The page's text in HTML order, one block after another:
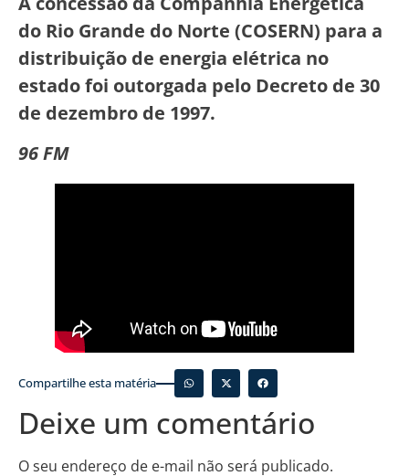
do Rio Grande do Norte (COSERN) para a
distribuição de energia elétrica no
estado foi outorgada pelo Decreto de 30
de dezembro de 1997.
96 FM
Compartilhe esta matéria
Deixe um comentário
O seu endereço de e-mail não será publicado.